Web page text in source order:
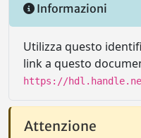
Informazioni
Utilizza questo
link a questo
https://
Attenzione